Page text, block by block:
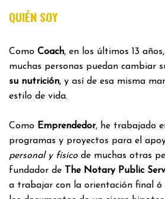
QUIÉN SOY
Como Coach, en los últimos 13
muchas personas puedan cambiar
su nutrición, y así de esa misma
estilo de vida.
Como Emprendedor, he trabajado
programas y proyectos para el
personal y físico de muchas otras
fundador de
The Notary Public
a trabajar con la orientación final ó